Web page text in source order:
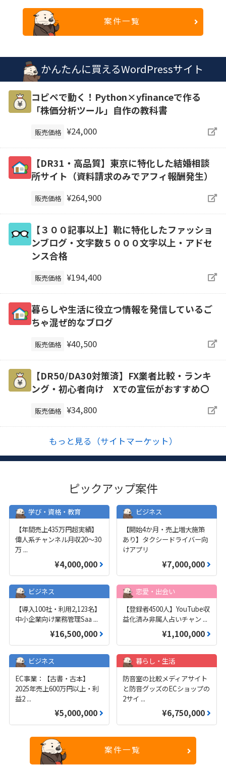
案件一覧
かんたんに買えるWordPressサイト
コピペで動く！Python×yfinanceで作る
「株価分析ツール」自作の教科書
販売価格 ¥24,000
【DR31・高品質】東京に特化した結婚相談
所サイト（資料請求のみでアフィ報酬発生）
販売価格 ¥264,900
【３００記事以上】靴に特化したファッショ
ンブログ・文字数５０００文字以上・アドセ
ンス合格
販売価格 ¥194,400
暮らしや生活に役立つ情報を発信しているご
ちゃ混ぜ的なブログ
販売価格 ¥40,500
【DR50/DA30対策済】FX業者比較・ランキ
ング・初心者向け Xでの宣伝がおすすめ〇
販売価格 ¥34,800
もっと見る（サイトマーケット）
ピックアップ案件
学び・資格・教育
【年間売上435万円超実績】
偉人系チャンネル月収20～30
万 ...
¥4,000,000
ビジネス
【開始4か月・売上増大施策
あり】タクシードライバー向
けアプリ
¥7,000,000
ビジネス
【導入100社・利用2,123名】
中小企業向け業務管理Saa ...
¥16,500,000
恋愛・出会い
【登録者4500人】YouTube収
益化済み非属人占いチャン ...
¥1,100,000
ビジネス
EC事業：【古書・古本】
2025年売上600万円以上・利
益2 ...
¥5,000,000
暮らし・生活
防音室の比較メディアサイト
と防音グッズのECショップの
2サイ ...
¥6,750,000
案件一覧